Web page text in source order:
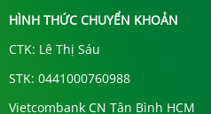
HÌNH THỨC CHUYỂN KHOẢN
CTK: Lê Thị Sáu
STK: 0441000760988
Vietcombank CN Tân Bình HCM